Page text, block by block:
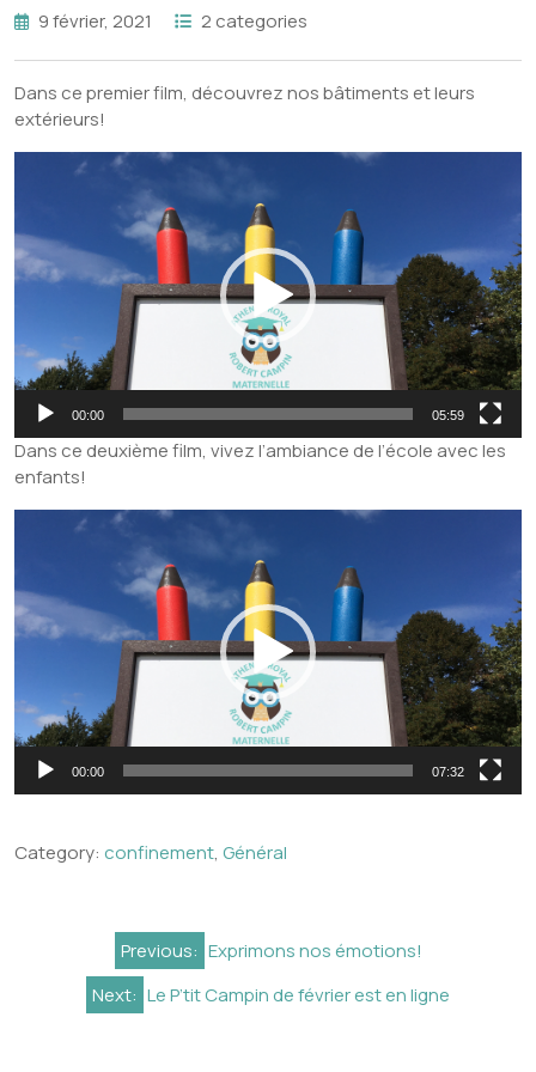
9 février, 2021 2 categories
Dans ce premier film, découvrez nos bâtiments et leurs
extérieurs!
Lecteur
00:00 05:59
Dans ce deuxième film, vivez l’ambiance de l’école avec les
enfants!
Lecteur
00:00 07:32
Category: confinement, Général
Previous: Exprimons nos émotions!
Next: Le P’tit Campin de février est en ligne